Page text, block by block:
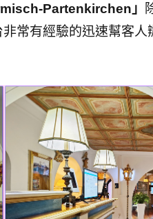
Partenkirchen」
常有經驗的迅速幫客人